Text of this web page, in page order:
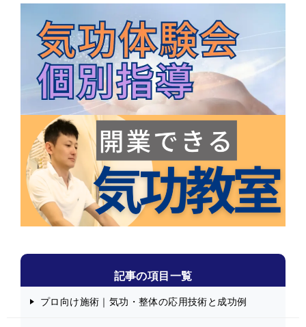
記事の項目一覧
プロ向け施術｜気功・整体の応用技術と成功例